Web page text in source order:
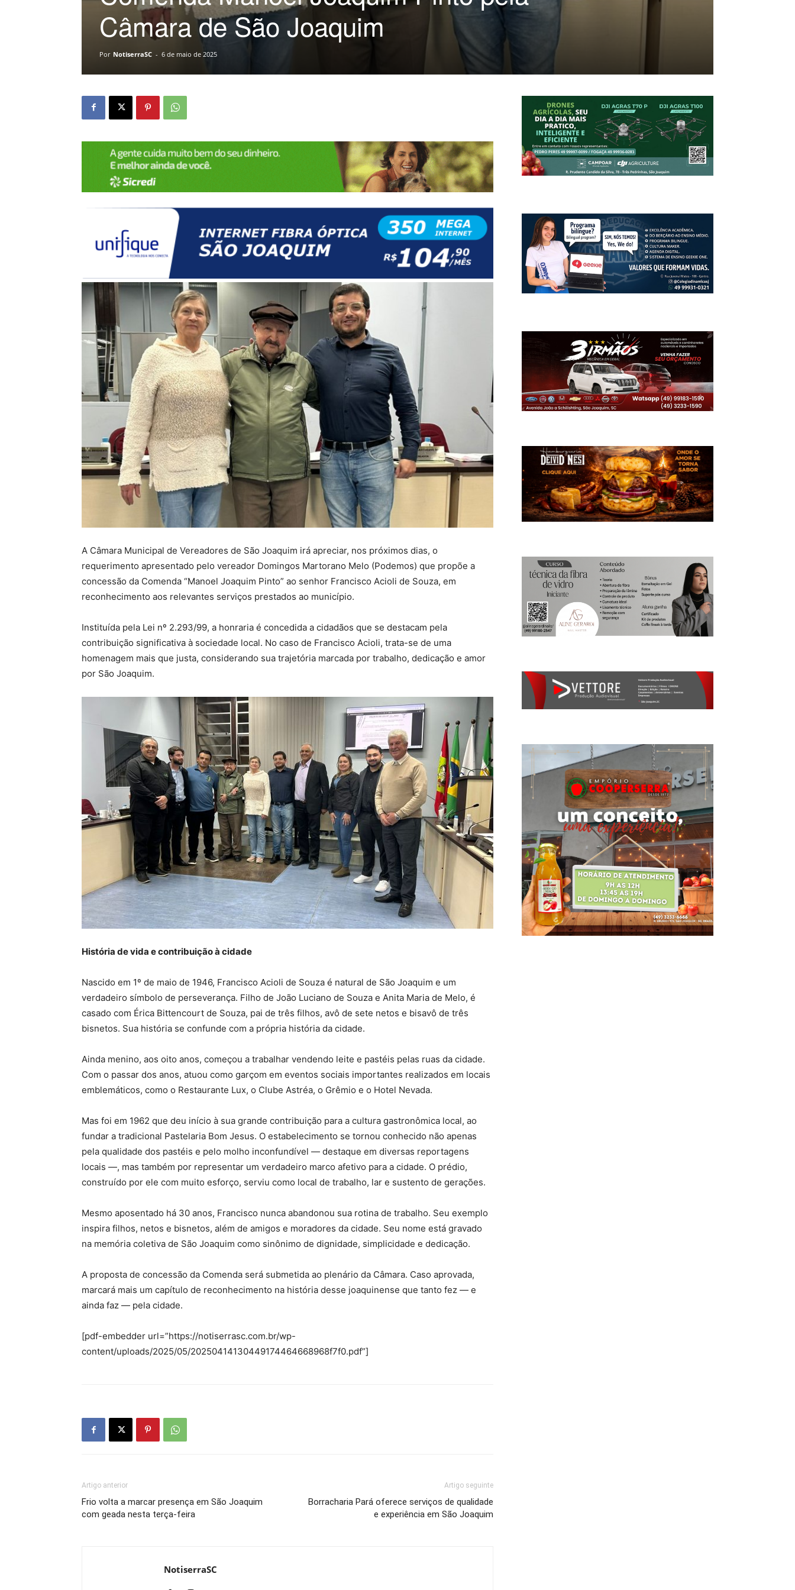
Câmara de São Joaquim
Por NotiserraSC - 6 de maio de 2025
A Câmara Municipal de Vereadores de São Joaquim irá apreciar, nos próximos dias, o
requerimento apresentado pelo vereador Domingos Martorano Melo (Podemos) que propõe a
concessão da Comenda “Manoel Joaquim Pinto” ao senhor Francisco Acioli de Souza, em
reconhecimento aos relevantes serviços prestados ao município.
Instituída pela Lei nº 2.293/99, a honraria é concedida a cidadãos que se destacam pela
contribuição significativa à sociedade local. No caso de Francisco Acioli, trata-se de uma
homenagem mais que justa, considerando sua trajetória marcada por trabalho, dedicação e amor
por São Joaquim.
História de vida e contribuição à cidade
Nascido em 1º de maio de 1946, Francisco Acioli de Souza é natural de São Joaquim e um
verdadeiro símbolo de perseverança. Filho de João Luciano de Souza e Anita Maria de Melo, é
casado com Érica Bittencourt de Souza, pai de três filhos, avô de sete netos e bisavô de três
bisnetos. Sua história se confunde com a própria história da cidade.
Ainda menino, aos oito anos, começou a trabalhar vendendo leite e pastéis pelas ruas da cidade.
Com o passar dos anos, atuou como garçom em eventos sociais importantes realizados em locais
emblemáticos, como o Restaurante Lux, o Clube Astréa, o Grêmio e o Hotel Nevada.
Mas foi em 1962 que deu início à sua grande contribuição para a cultura gastronômica local, ao
fundar a tradicional Pastelaria Bom Jesus. O estabelecimento se tornou conhecido não apenas
pela qualidade dos pastéis e pelo molho inconfundível — destaque em diversas reportagens
locais —, mas também por representar um verdadeiro marco afetivo para a cidade. O prédio,
construído por ele com muito esforço, serviu como local de trabalho, lar e sustento de gerações.
Mesmo aposentado há 30 anos, Francisco nunca abandonou sua rotina de trabalho. Seu exemplo
inspira filhos, netos e bisnetos, além de amigos e moradores da cidade. Seu nome está gravado
na memória coletiva de São Joaquim como sinônimo de dignidade, simplicidade e dedicação.
A proposta de concessão da Comenda será submetida ao plenário da Câmara. Caso aprovada,
marcará mais um capítulo de reconhecimento na história desse joaquinense que tanto fez — e
ainda faz — pela cidade.
[pdf-embedder url=”https://notiserrasc.com.br/wp-
content/uploads/2025/05/20250414130449174464668968f7f0.pdf”]
Artigo anterior
Frio volta a marcar presença em São Joaquim
com geada nesta terça-feira
Artigo seguinte
Borracharia Pará oferece serviços de qualidade
e experiência em São Joaquim
NotiserraSC